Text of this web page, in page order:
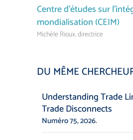
Centre d’études sur
mondialisation (CEIM)
Michèle Rioux, directrice
DU MÊME
Understanding Trade
Trade Disconnects
Numéro 75, 2026.